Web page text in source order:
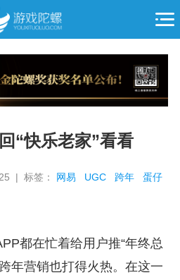
推广
“快乐老家”看看
| 标签： 网易 UGC 跨年 蛋仔
都在忙着给用户推“年终总
年营销也打得火热。在这一